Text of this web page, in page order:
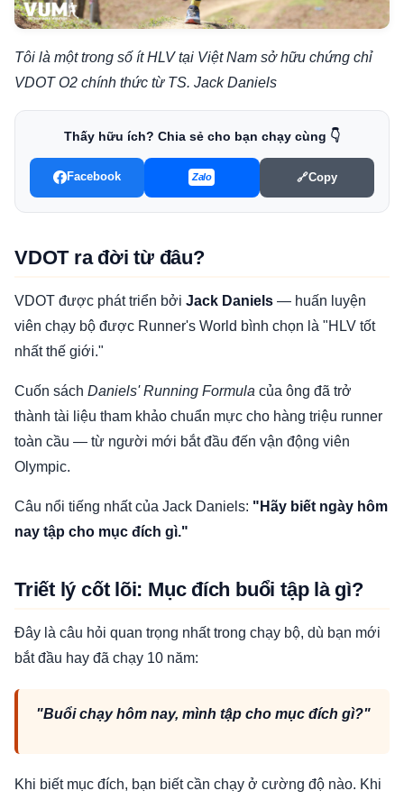
Tôi là một trong số ít HLV tại Việt Nam sở hữu chứng chỉ
VDOT O2 chính thức từ TS. Jack Daniels
Thấy hữu ích? Chia sẻ cho bạn chạy cùng 👇
Facebook Zalo 🔗Copy
VDOT ra đời từ đâu?
VDOT được phát triển bởi Jack Daniels — huấn luyện
viên chạy bộ được Runner's World bình chọn là "HLV tốt
nhất thế giới."
Cuốn sách Daniels' Running Formula của ông đã trở
thành tài liệu tham khảo chuẩn mực cho hàng triệu runner
toàn cầu — từ người mới bắt đầu đến vận động viên
Olympic.
Câu nổi tiếng nhất của Jack Daniels: "Hãy biết ngày hôm
nay tập cho mục đích gì."
Triết lý cốt lõi: Mục đích buổi tập là gì?
Đây là câu hỏi quan trọng nhất trong chạy bộ, dù bạn mới
bắt đầu hay đã chạy 10 năm:
"Buổi chạy hôm nay, mình tập cho mục đích gì?"
Khi biết mục đích, bạn biết cần chạy ở cường độ nào. Khi